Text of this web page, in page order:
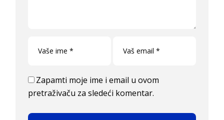
Zapamti moje ime i email u ovom
pretraživaču za sledeći komentar.